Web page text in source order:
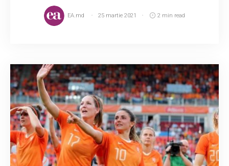
EA.md 25 martie 2021 2 min read